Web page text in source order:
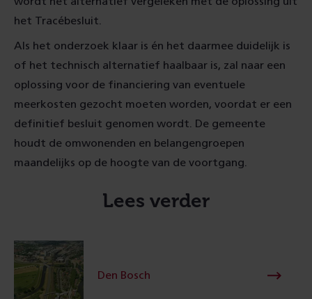
het Tracébesluit.
Als het onderzoek klaar is én het daarmee duidelijk is
of het technisch alternatief haalbaar is, zal naar een
oplossing voor de financiering van eventuele
meerkosten gezocht moeten worden, voordat er een
definitief besluit genomen wordt. De gemeente
houdt de omwonenden en belangengroepen
maandelijks op de hoogte van de voortgang.
Lees verder
Den Bosch